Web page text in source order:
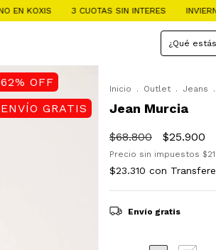
3 CUOTAS SIN INTERES INVIERNO EN KOXIS
62% OFF
ENVÍO GRATIS
Inicio . Outlet . Jeans .
Jean Murcia
$68.800 $25.900
Precio sin impuestos
$23.310 con
Envío gratis